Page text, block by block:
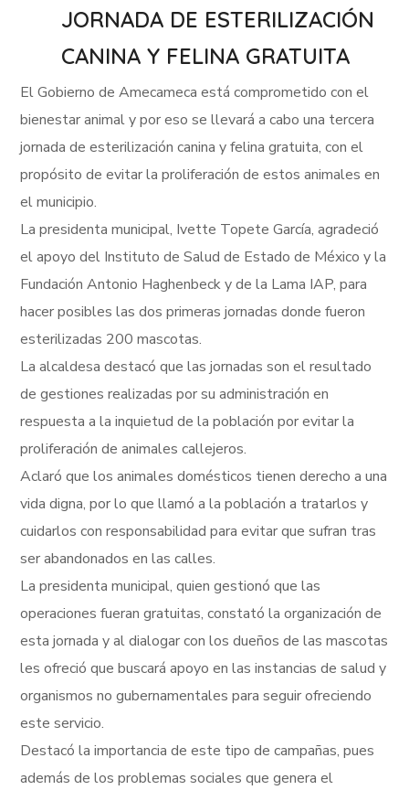
JORNADA DE ESTERILIZACIÓN
CANINA Y FELINA GRATUITA
El Gobierno de Amecameca está comprometido con el
bienestar animal y por eso se llevará a cabo una tercera
jornada de esterilización canina y felina gratuita, con el
propósito de evitar la proliferación de estos animales en
el municipio.
La presidenta municipal, Ivette Topete García, agradeció
el apoyo del Instituto de Salud de Estado de México y la
Fundación Antonio Haghenbeck y de la Lama IAP, para
hacer posibles las dos primeras jornadas donde fueron
esterilizadas 200 mascotas.
La alcaldesa destacó que las jornadas son el resultado
de gestiones realizadas por su administración en
respuesta a la inquietud de la población por evitar la
proliferación de animales callejeros.
Aclaró que los animales domésticos tienen derecho a una
vida digna, por lo que llamó a la población a tratarlos y
cuidarlos con responsabilidad para evitar que sufran tras
ser abandonados en las calles.
La presidenta municipal, quien gestionó que las
operaciones fueran gratuitas, constató la organización de
esta jornada y al dialogar con los dueños de las mascotas
les ofreció que buscará apoyo en las instancias de salud y
organismos no gubernamentales para seguir ofreciendo
este servicio.
Destacó la importancia de este tipo de campañas, pues
además de los problemas sociales que genera el